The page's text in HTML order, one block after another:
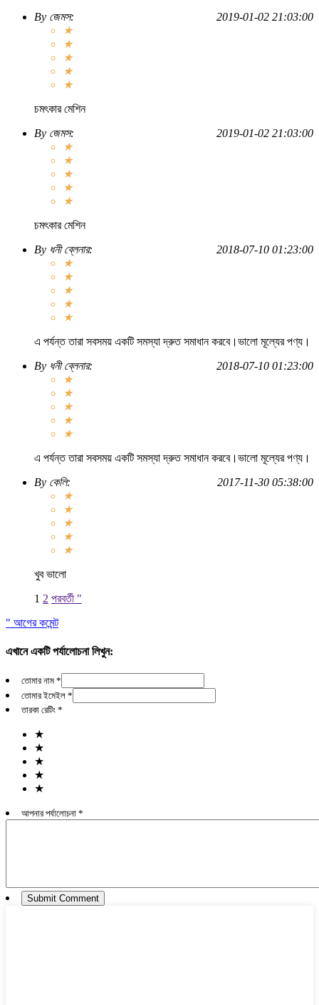
2019-01-02 21:03:00
By জেমস:
★
★
★
★
★
চমৎকার মেশিন
2019-01-02 21:03:00
By জেমস:
★
★
★
★
★
চমৎকার মেশিন
2018-07-10 01:23:00
By ধনী ব্লেনার:
★
★
★
★
★
এ পর্যন্ত তারা সবসময় একটি সমস্যা দ্রুত সমাধান করবে।ভালো মূল্যের পণ্য।
2018-07-10 01:23:00
By ধনী ব্লেনার:
★
★
★
★
★
এ পর্যন্ত তারা সবসময় একটি সমস্যা দ্রুত সমাধান করবে।ভালো মূল্যের পণ্য।
2017-11-30 05:38:00
By কেলি:
★
★
★
★
★
খুব ভালো
1 2 পরবর্তী "
" আগের কমেন্ট
এখানে একটি পর্যালোচনা লিখুন:
তোমার নাম *
তোমার ইমেইল *
তারকা রেটিং *
★
★
★
★
★
আপনার পর্যালোচনা *